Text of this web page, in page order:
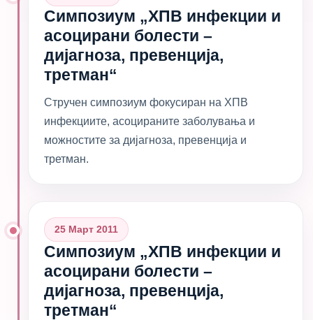
Симпозиум „ХПВ инфекции и
асоцирани болести –
дијагноза, превенција,
третман“
Стручен симпозиум фокусиран на ХПВ
инфекциите, асоцираните заболувања и
можностите за дијагноза, превенција и
третман.
Симпозиум „ХПВ инфекции и
асоцирани болести –
дијагноза, превенција,
третман“
25 Март 2011